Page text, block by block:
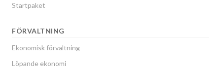
Startpaket
FÖRVALTNING
Ekonomisk förvaltning
Löpande ekonomi